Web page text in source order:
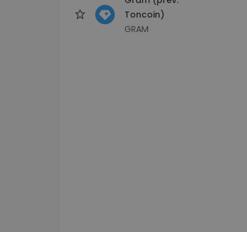
Toncoin)
GRAM